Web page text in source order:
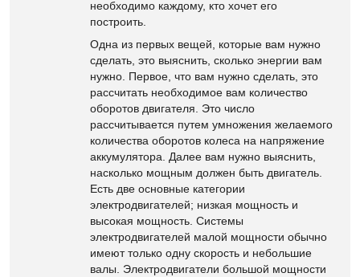
необходимо каждому, кто хочет его
построить.
Одна из первых вещей, которые вам нужно
сделать, это выяснить, сколько энергии вам
нужно. Первое, что вам нужно сделать, это
рассчитать необходимое вам количество
оборотов двигателя. Это число
рассчитывается путем умножения желаемого
количества оборотов колеса на напряжение
аккумулятора. Далее вам нужно выяснить,
насколько мощным должен быть двигатель.
Есть две основные категории
электродвигателей; низкая мощность и
высокая мощность. Системы
электродвигателей малой мощности обычно
имеют только одну скорость и небольшие
валы. Электродвигатели большой мощности